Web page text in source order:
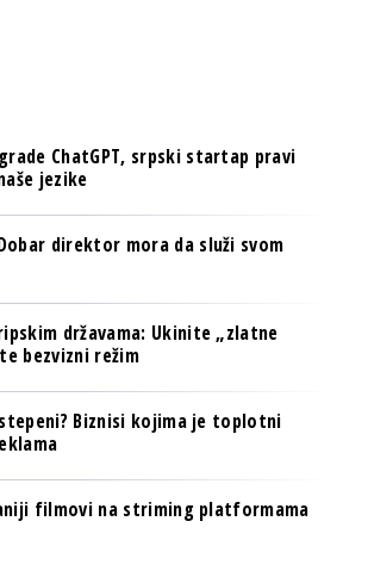
ChatGPT, srpski startap pravi
jezike
direktor mora da služi svom
državama: Ukinite „zlatne
bezvizni režim
Biznisi kojima je toplotni
filmovi na striming platformama